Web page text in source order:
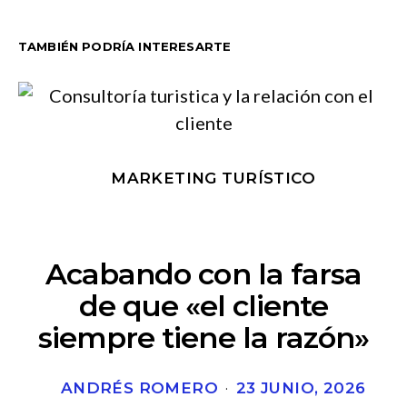
TAMBIÉN PODRÍA INTERESARTE
MARKETING TURÍSTICO
Acabando con la farsa
de que «el cliente
siempre tiene la razón»
ANDRÉS ROMERO 23 JUNIO, 2026